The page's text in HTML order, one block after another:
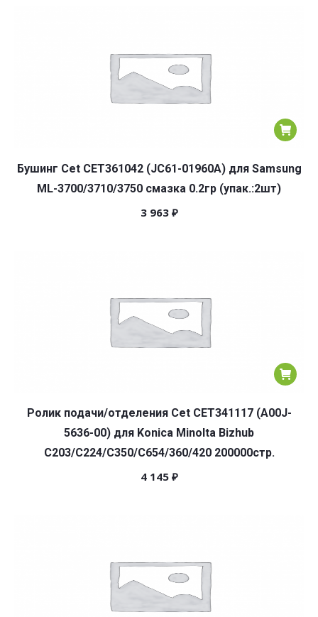
Бушинг Cet CET361042 (JC61-01960A) для Samsung
ML-3700/3710/3750 смазка 0.2гр (упак.:2шт)
3 963 ₽
Ролик подачи/отделения Cet CET341117 (A00J-
5636-00) для Konica Minolta Bizhub
C203/C224/C350/C654/360/420 200000стр.
4 145 ₽